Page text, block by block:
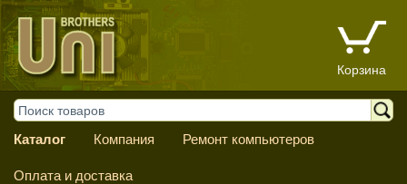
Корзина
Каталог Компания Ремонт компьютеров
Оплата и доставка